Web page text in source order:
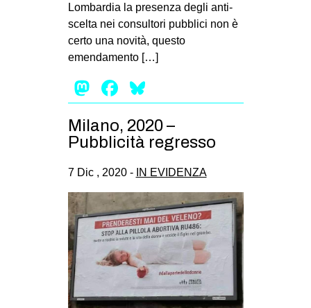
EVENTI
bsky
ms
SEARCH
Lombardia la presenza degli anti-
scelta nei consultori pubblici non è
certo una novità, questo
emendamento […]
Mastodon
Facebook
Milano, 2020 –
Pubblicità regresso
7 Dic , 2020 - IN EVIDENZA